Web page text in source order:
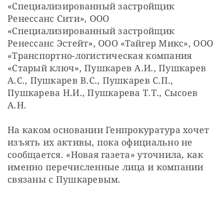
«Специализированный застройщик
Ренессанс Сити», ООО
«Специализированный застройщик
Ренессанс Эстейт», ООО «Тайгер Микс», ООО
«Транспортно-логистическая компания
«Старый ключ», Пушкарев А.И., Пушкарев
А.С., Пушкарев В.С., Пушкарев С.П.,
Пушкарева Н.И., Пушкарева Т.Т., Сысоев
А.Н.
На каком основании Генпрокуратура хочет
изъять их активы, пока официально не
сообщается. «Новая газета» уточнила, как
именно перечисленные лица и компании
связаны с Пушкаревым.